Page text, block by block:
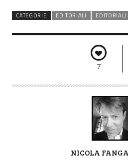
CATEGORIE EDITORIALI EDITORIALI
7
NICOLA